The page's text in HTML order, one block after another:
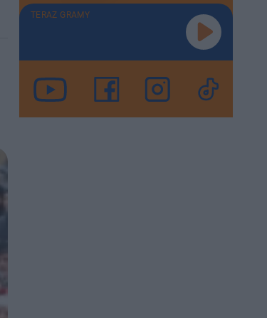
TERAZ GRAMY